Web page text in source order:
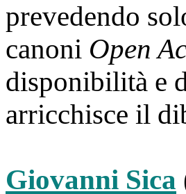
prevedendo
canoni Open
disponibilità e
arricchisce il
Giovanni Sica